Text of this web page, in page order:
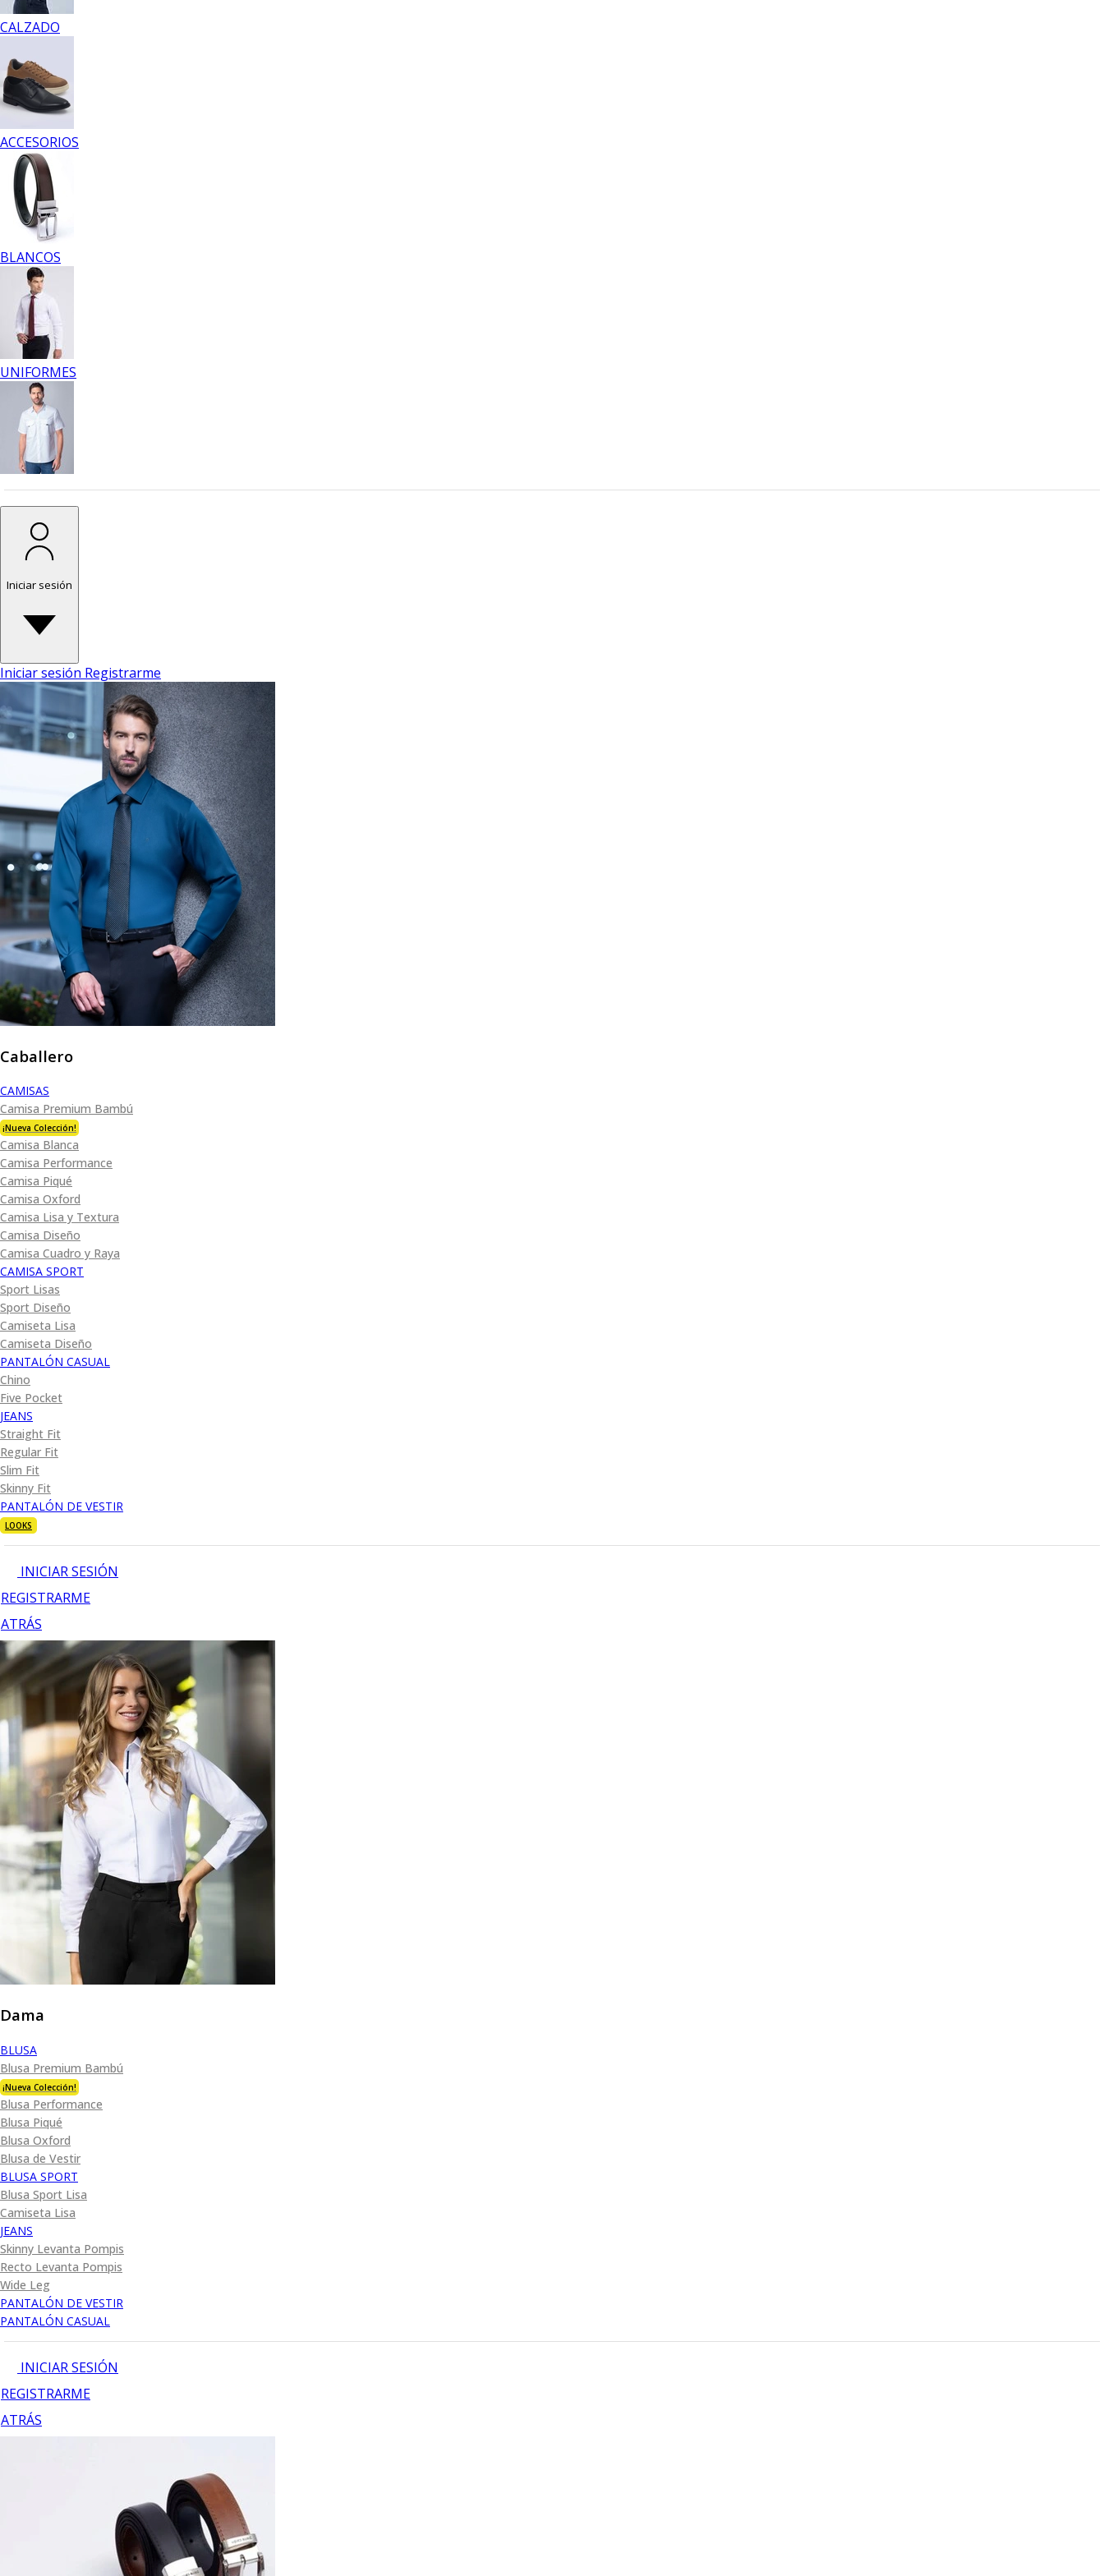
CALZADO
ACCESORIOS
BLANCOS
UNIFORMES
Iniciar sesión
Iniciar sesión Registrarme
Caballero
CAMISAS
Camisa Premium Bambú
¡Nueva Colección!
Camisa Blanca
Camisa Performance
Camisa Piqué
Camisa Oxford
Camisa Lisa y Textura
Camisa Diseño
Camisa Cuadro y Raya
CAMISA SPORT
Sport Lisas
Sport Diseño
Camiseta Lisa
Camiseta Diseño
PANTALÓN CASUAL
Chino
Five Pocket
JEANS
Straight Fit
Regular Fit
Slim Fit
Skinny Fit
PANTALÓN DE VESTIR
LOOKS
INICIAR SESIÓN
REGISTRARME
ATRÁS
Dama
BLUSA
Blusa Premium Bambú
¡Nueva Colección!
Blusa Performance
Blusa Piqué
Blusa Oxford
Blusa de Vestir
BLUSA SPORT
Blusa Sport Lisa
Camiseta Lisa
JEANS
Skinny Levanta Pompis
Recto Levanta Pompis
Wide Leg
PANTALÓN DE VESTIR
PANTALÓN CASUAL
INICIAR SESIÓN
REGISTRARME
ATRÁS